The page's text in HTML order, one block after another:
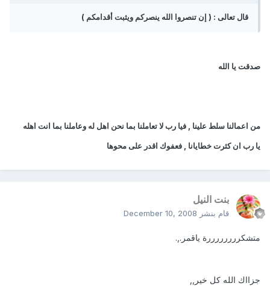
قال تعالى : ( إن تنصروا الله ينصركم ويثبت أقدامكم )
صدقت يا الله
من اعمالنا سلط علينا , فيا رب لا تعاملنا بما نحن اهل له وعاملنا بما انت اهله
يا رب ان كثرت خطايانا , فعفوك اقدر على محوها
بنت النيل
قام بنشر December 10, 2008
متشكررررررررة ياقمر.,.
جزااك الله كل خير,,